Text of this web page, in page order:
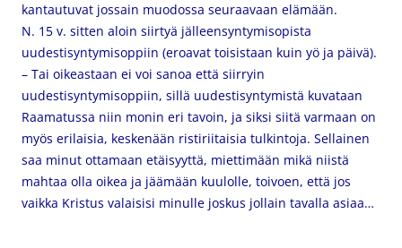
kantautuvat jossain muodossa seuraavaan elämään.
N. 15 v. sitten aloin siirtyä jälleensyntymisopista
uudestisyntymisoppiin (eroavat toisistaan kuin yö ja päivä).
– Tai oikeastaan ei voi sanoa että siirryin
uudestisyntymisoppiin, sillä uudestisyntymistä kuvataan
Raamatussa niin monin eri tavoin, ja siksi siitä varmaan on
myös erilaisia, keskenään ristiriitaisia tulkintoja. Sellainen
saa minut ottamaan etäisyyttä, miettimään mikä niistä
mahtaa olla oikea ja jäämään kuulolle, toivoen, että jos
vaikka Kristus valaisisi minulle joskus jollain tavalla asiaa…